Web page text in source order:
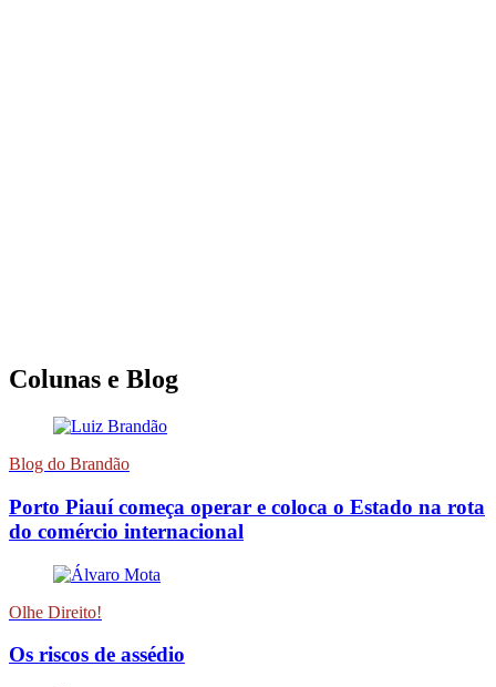
Colunas e Blog
Blog do Brandão
Porto Piauí começa operar e coloca o Estado na rota
do comércio internacional
Olhe Direito!
Os riscos de assédio